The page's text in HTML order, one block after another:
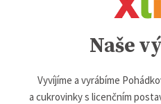
Naše
Vyvíjíme a vyrábíme
a cukrovinky s licenčním